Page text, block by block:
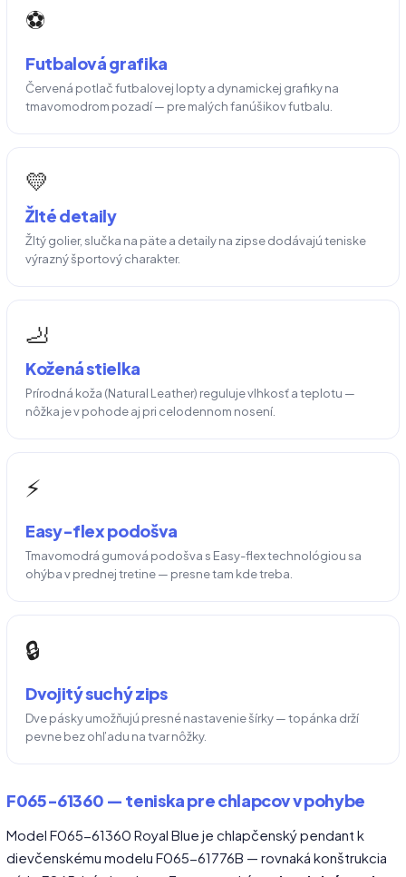
⚽
Futbalová grafika
Červená potlač futbalovej lopty a dynamickej grafiky na
tmavomodrom pozadí — pre malých fanúšikov futbalu.
💛
Žlté detaily
Žltý golier, slučka na päte a detaily na zipse dodávajú teniske
výrazný športový charakter.
🦶
Kožená stielka
Prírodná koža (Natural Leather) reguluje vlhkosť a teplotu —
nôžka je v pohode aj pri celodennom nosení.
⚡
Easy-flex podošva
Tmavomodrá gumová podošva s Easy-flex technológiou sa
ohýba v prednej tretine — presne tam kde treba.
🔒
Dvojitý suchý zips
Dve pásky umožňujú presné nastavenie šírky — topánka drží
pevne bez ohľadu na tvar nôžky.
F065-61360 — teniska pre chlapcov v pohybe
Model F065-61360 Royal Blue je chlapčenský pendant k
dievčenskému modelu F065-61776B — rovnaká konštrukcia